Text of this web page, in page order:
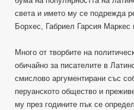
света и името му се подрежда
Борхес, Габриел Гарсия Маркес
Много от творбите на
обичайно за писателите в
смислово аргументирани със
перуанското общество и
му през годините пък се